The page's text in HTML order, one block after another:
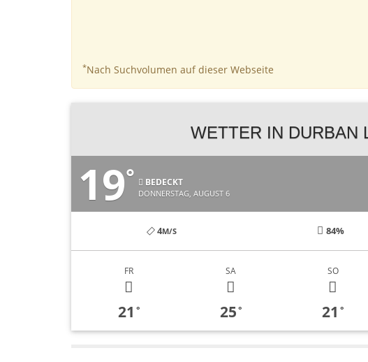
*Nach Suchvolumen auf dieser Webseite
WETTER IN DURBAN
19° BEDECKT
DONNERSTAG, AUGUST 6
4M/S 84%
FR
21 °
SA
25°
SO
21 °